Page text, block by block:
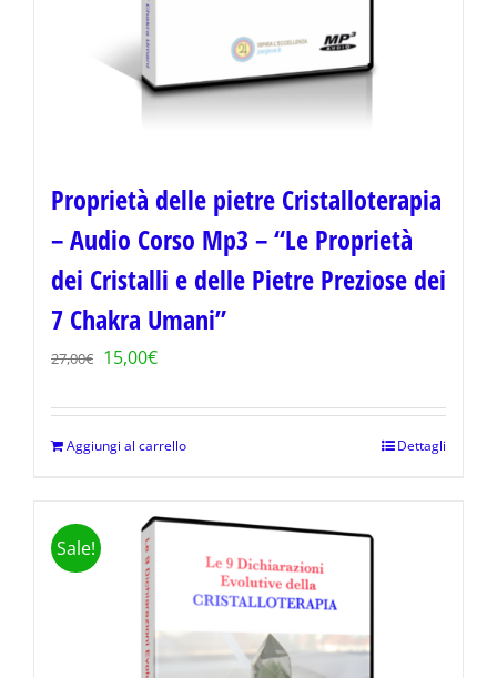
Proprietà delle pietre Cristalloterapia
– Audio Corso Mp3 – “Le Proprietà
dei Cristalli e delle Pietre Preziose dei
7 Chakra Umani”
27,00€ Il
era:
15,00€Il
Aggiungi al carrello Dettagli
Sale!